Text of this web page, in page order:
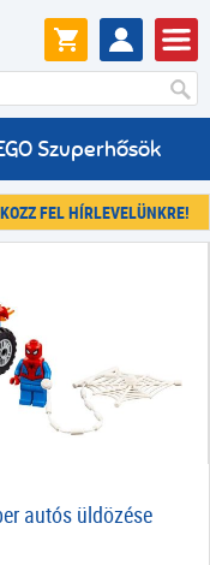
Szuperhősök
FEL HÍRLEVELÜNKRE!
autós üldözése